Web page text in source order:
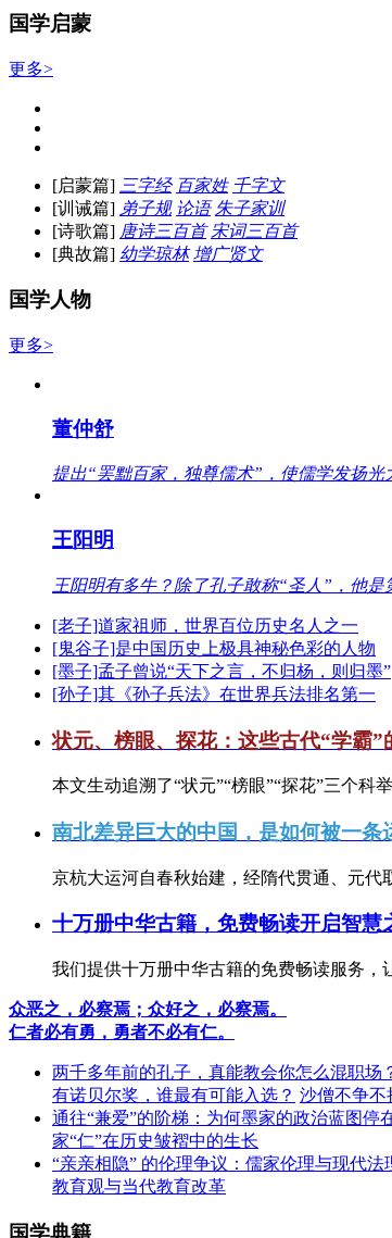
国学启蒙
更多>
[启蒙篇] 三字经 百家姓 千字文
[训诫篇] 弟子规 论语 朱子家训
[诗歌篇] 唐诗三百首 宋词三百首
[典故篇] 幼学琼林 增广贤文
国学人物
更多>
董仲舒
提出“罢黜百家，独尊儒术”，使儒学发扬
王阳明
王阳明有多牛？除了孔子敢称“圣人”，他是
[老子]道家祖师，世界百位历史名人之一
[鬼谷子]是中国历史上极具神秘色彩的人物
[墨子]孟子曾说“天下之言，不归杨，则归墨”
[孙子]其《孙子兵法》在世界兵法排名第一
状元、榜眼、探花：这些古代“学霸”
本文生动追溯了“状元”“榜眼”“探花”三个科
南北差异巨大的中国，是如何被一条
京杭大运河自春秋始建，经隋代贯通、元代
十万册中华古籍，免费畅读开启智慧
我们提供十万册中华古籍的免费畅读服务
众恶之，必察焉；众好之，必察焉。
仁者必有勇，勇者不必有仁。
两千多年前的孔子，真能教会你怎么混职场
有诺贝尔奖，谁最有可能入选？ 沙僧不争不
通往“兼爱”的阶梯：为何墨家的政治蓝图停
家“仁”在历史皱褶中的生长
“亲亲相隐” 的伦理争议：儒家伦理与现代法
教育观与当代教育改革
国学典籍